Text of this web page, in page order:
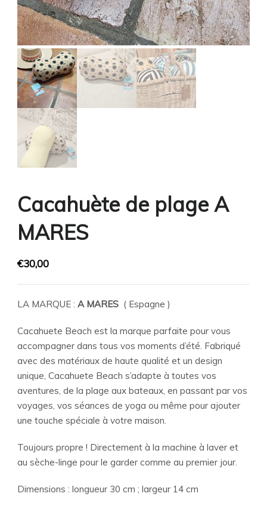
Cacahuète de plage A
MARES
€30,00
LA MARQUE : A MARES ( Espagne )
Cacahuete Beach est la marque parfaite pour vous
accompagner dans tous vos moments d’été. Fabriqué
avec des matériaux de haute qualité et un design
unique, Cacahuete Beach s’adapte à toutes vos
aventures, de la plage aux bateaux, en passant par vos
voyages, vos séances de yoga ou même pour ajouter
une touche spéciale à votre maison.
Toujours propre ! Directement à la machine à laver et
au sèche-linge pour le garder comme au premier jour.
Dimensions : longueur 30 cm ; largeur 14 cm